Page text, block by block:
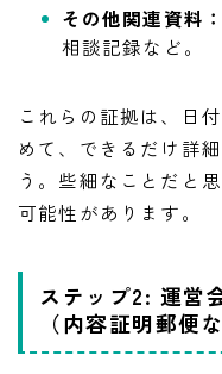
その他関連資料：
相談記録など。
これらの証拠は、日
めて、できるだけ詳
う。些細なことだと
可能性があります。
ステップ2: 運営
（内容証明郵便な